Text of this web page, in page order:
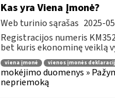
Kas yra Viena Įmonė?
Web turinio sąrašas 2025-
Registracijos numeris
bet kuris ekonominę veiklą
viena įmonė vienos įmonės
mokėjimo duomenys »
nepriemoką